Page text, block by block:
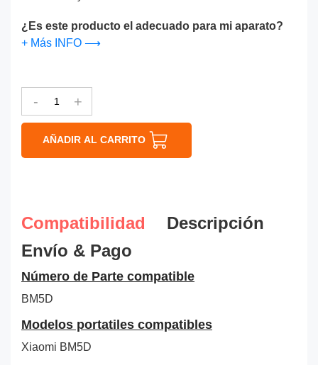
¿Es este producto el adecuado para mi aparato?
+ Más INFO ⟶
- +
AÑADIR AL CARRITO
Compatibilidad
Descripción
Envío & Pago
Número de Parte compatible
BM5D
Modelos portatiles compatibles
Xiaomi BM5D